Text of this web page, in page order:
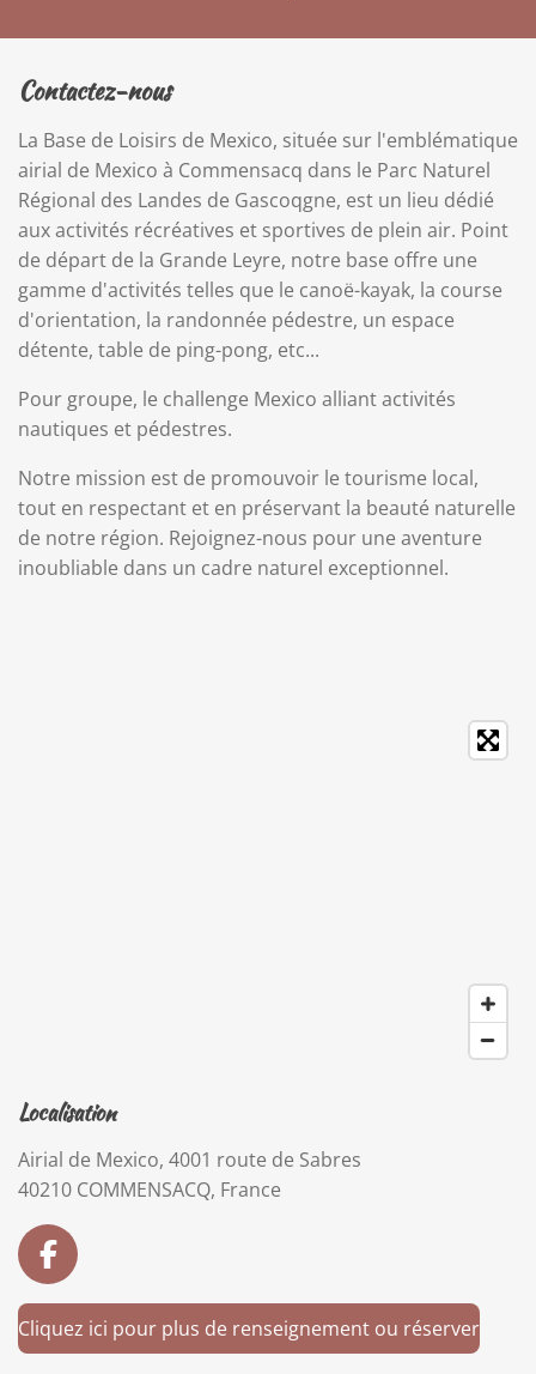
Contactez-nous
La Base de Loisirs de Mexico, située sur l'emblématique
airial de Mexico à Commensacq dans le Parc Naturel
Régional des Landes de Gascoqgne, est un lieu dédié
aux activités récréatives et sportives de plein air. Point
de départ de la Grande Leyre, notre base offre une
gamme d'activités telles que le canoë-kayak, la course
d'orientation, la randonnée pédestre, un espace
détente, table de ping-pong, etc...
Pour groupe, le challenge Mexico alliant activités
nautiques et pédestres.
Notre mission est de promouvoir le tourisme local,
tout en respectant et en préservant la beauté naturelle
de notre région. Rejoignez-nous pour une aventure
inoubliable dans un cadre naturel exceptionnel.
Localisation
Airial de Mexico, 4001 route de Sabres
40210 COMMENSACQ, France
F
a
c
e
Cliquez ici pour plus de renseignement ou réserver